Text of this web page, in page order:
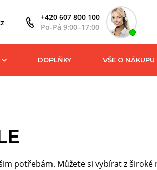
+420 607 800 100
Po-Pá 9:00–17:00
DOPLŇKY VŠE O NÁKUPU
potřebám. Můžete si vybírat z